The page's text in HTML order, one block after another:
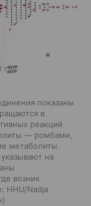
показаны
в
реакций
— ромбами,
метаболиты.
на
возник
HHU/Nadja